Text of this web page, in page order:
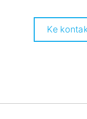
Ke